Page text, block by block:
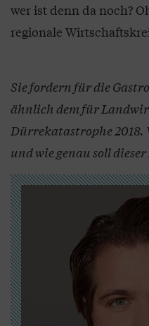
wer ist denn da noch?
regionale
Sie fordern für die
ähnlich dem für
Dürrekatastrophe 2018.
und wie genau soll dieser